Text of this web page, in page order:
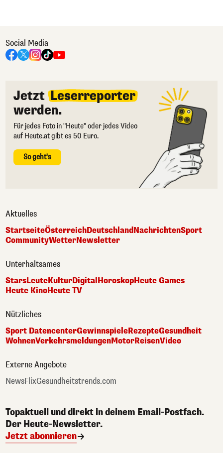
Social Media
Jetzt Leserreporter
werden.
Für jedes Foto in "Heute" oder jedes Video
auf Heute.at gibt es 50 Euro.
So geht's
Aktuelles
StartseiteÖsterreichDeutschlandNachrichtenSport
CommunityWetterNewsletter
Unterhaltsames
StarsLeuteKulturDigital HoroskopHeute Games
Heute KinoHeute TV
Nützliches
Sport DatencenterGewinnspieleRezepteGesundheit
WohnenVerkehrsmeldungenMotorReisenVideo
Externe Angebote
NewsFlixGesundheitstrends.com
Topaktuell und direkt in deinem Email-Postfach.
Der Heute-Newsletter.
Jetzt abonnieren